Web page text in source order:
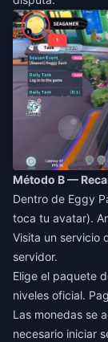
Método B —
Dentro de Eggy
toca tu avatar).
Visita un servicio
servidor.
Elige el paquete
niveles oficial.
Las monedas se
necesario iniciar